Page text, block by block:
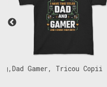
Dad Gamer, Tricou Copii